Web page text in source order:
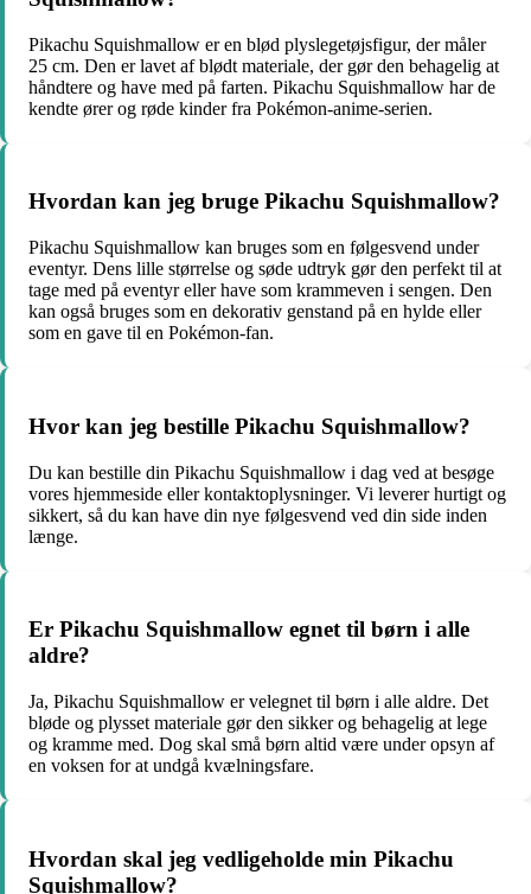
Pikachu Squishmallow er en blød plyslegetøjsfigur, der måler
25 cm. Den er lavet af blødt materiale, der gør den behagelig at
håndtere og have med på farten. Pikachu Squishmallow har de
kendte ører og røde kinder fra Pokémon-anime-serien.
Hvordan kan jeg bruge Pikachu Squishmallow?
Pikachu Squishmallow kan bruges som en følgesvend under
eventyr. Dens lille størrelse og søde udtryk gør den perfekt til at
tage med på eventyr eller have som krammeven i sengen. Den
kan også bruges som en dekorativ genstand på en hylde eller
som en gave til en Pokémon-fan.
Hvor kan jeg bestille Pikachu Squishmallow?
Du kan bestille din Pikachu Squishmallow i dag ved at besøge
vores hjemmeside eller kontaktoplysninger. Vi leverer hurtigt og
sikkert, så du kan have din nye følgesvend ved din side inden
længe.
Er Pikachu Squishmallow egnet til børn i alle
aldre?
Ja, Pikachu Squishmallow er velegnet til børn i alle aldre. Det
bløde og plysset materiale gør den sikker og behagelig at lege
og kramme med. Dog skal små børn altid være under opsyn af
en voksen for at undgå kvælningsfare.
Hvordan skal jeg vedligeholde min Pikachu
Squishmallow?